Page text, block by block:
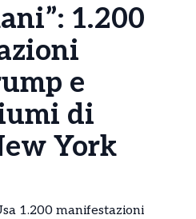
1.200
e
di
York
1.200 manifestazioni